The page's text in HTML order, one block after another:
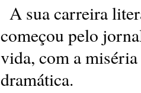
A sua carreira
começou pelo
vida, com a
dramática.